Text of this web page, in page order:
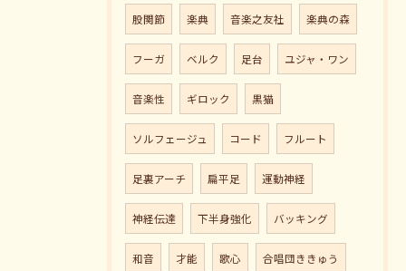
股関節 楽典 音楽之友社 楽典の森
フーガ ベルク 足台 ユジャ・ワン
音楽性 ギロック 黒猫
ソルフェージュ コード フルート
足裏アーチ 扁平足 運動神経
神経伝達 下半身強化 バッキング
和音 才能 歌心 合唱団ききゅう